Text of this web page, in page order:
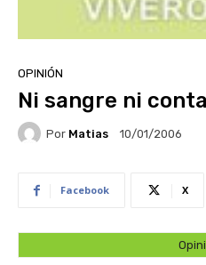
OPINIÓN
Ni sangre ni
Por Matias 10/01/2006
Facebook X